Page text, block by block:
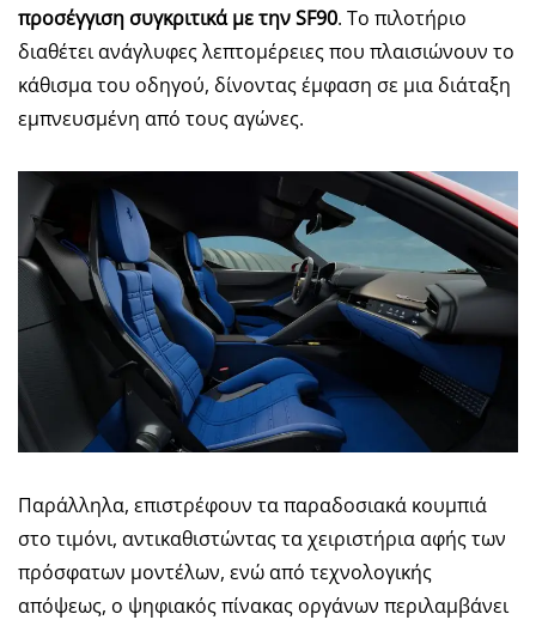
προσέγγιση συγκριτικά με την SF90. Το πιλοτήριο
διαθέτει ανάγλυφες λεπτομέρειες που πλαισιώνουν το
κάθισμα του οδηγού, δίνοντας έμφαση σε μια διάταξη
εμπνευσμένη από τους αγώνες.
Παράλληλα, επιστρέφουν τα παραδοσιακά κουμπιά
στο τιμόνι, αντικαθιστώντας τα χειριστήρια αφής των
πρόσφατων μοντέλων, ενώ από τεχνολογικής
απόψεως, ο ψηφιακός πίνακας οργάνων περιλαμβάνει